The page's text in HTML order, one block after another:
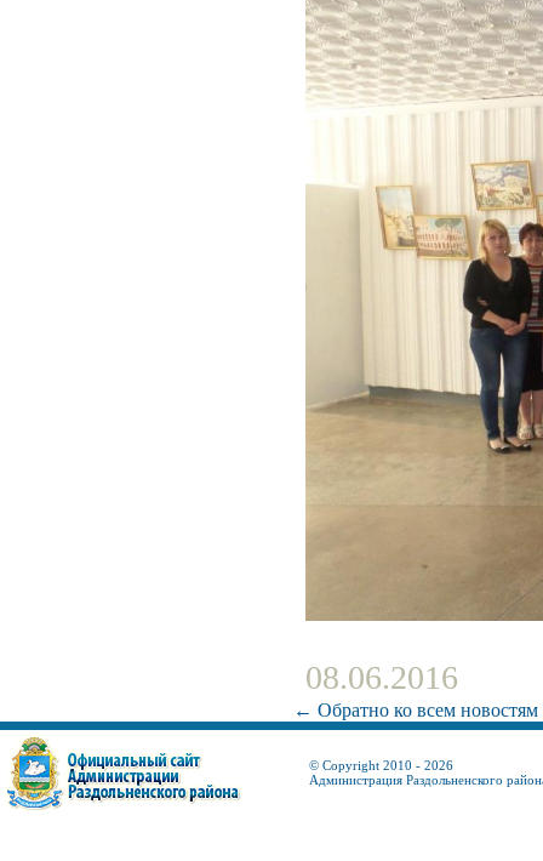
08.06.2016
← Обратно ко всем новостям
© Copyright 2010 - 2026
Администрация Раздольненского